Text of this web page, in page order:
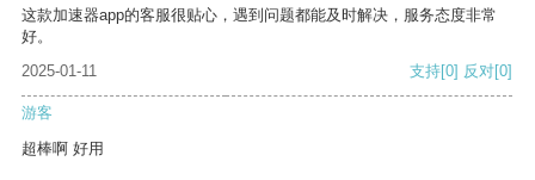
这款加速器app的客服很贴心，遇到问题都能及时解决，服务态度非常
好。
2025-01-11
支持[0] 反对[0]
游客
超棒啊 好用